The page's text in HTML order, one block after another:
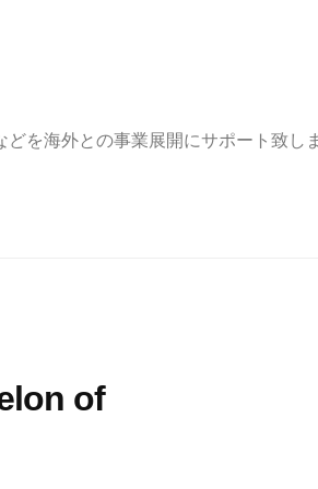
を海外との事業展開にサポート致し
of